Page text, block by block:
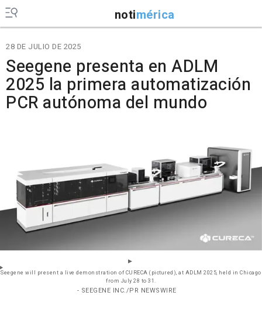
notimérica
28 DE JULIO DE 2025
Seegene presenta en ADLM
2025 la primera automatización
PCR autónoma del mundo
Seegene will present a live demonstration of CURECA (pictured), at ADLM 2025, held in Chicago
from July 28 to 31.
- SEEGENE INC./PR NEWSWIRE